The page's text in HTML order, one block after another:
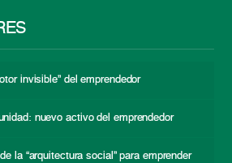
invisible” del emprendedor
nuevo activo del emprendedor
la “arquitectura social” para emprender